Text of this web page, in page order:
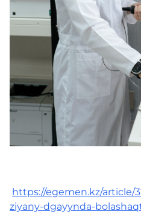
Адалдық алаңы
Единый словарь
Версия для
https://egemen.kz/article/
ziyany-dgayynda-